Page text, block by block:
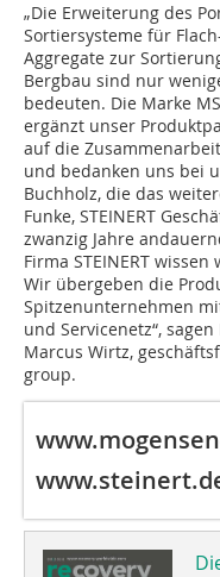
„Die Erweiterung des
Sortiersysteme für
Aggregate zur
Bergbau sind nur
bedeuten. Die Marke
ergänzt unser
auf die
und bedanken uns bei
Buchholz, die das
Funke, STEINERT
zwanzig Jahre
Firma STEINERT
Wir übergeben die
Spitzenunternehmen
und Servicenetz“,
Marcus Wirtz,
group.